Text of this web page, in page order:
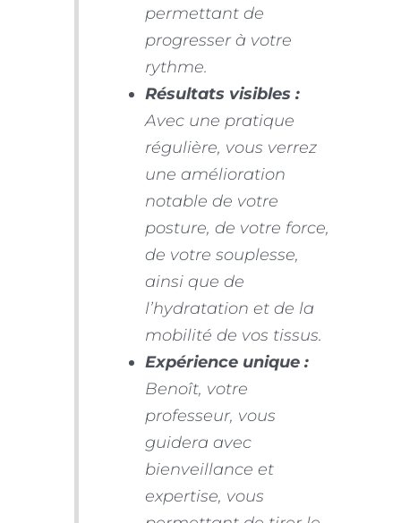
permettant de
progresser à votre
rythme.
Résultats visibles :
Avec une pratique
régulière, vous verrez
une amélioration
notable de votre
posture, de votre force,
de votre souplesse,
ainsi que de
l’hydratation et de la
mobilité de vos tissus.
Expérience unique :
Benoît, votre
professeur, vous
guidera avec
bienveillance et
expertise, vous